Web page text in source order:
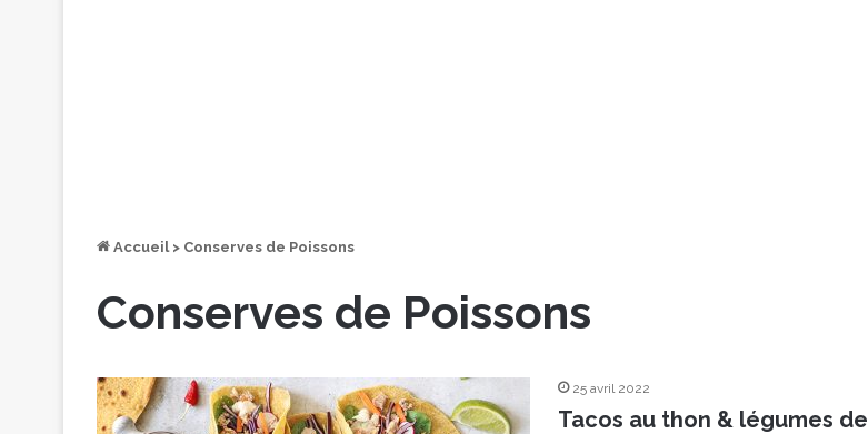
Accueil > Conserves de Poissons
Conserves de Poissons
25 avril 2022
Tacos au thon & légumes de